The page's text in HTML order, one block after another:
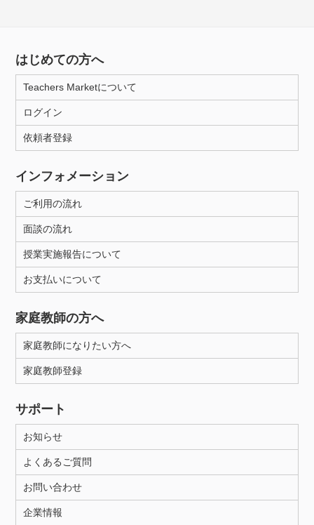
はじめての方へ
Teachers Marketについて
ログイン
依頼者登録
インフォメーション
ご利用の流れ
面談の流れ
授業実施報告について
お支払いについて
家庭教師の方へ
家庭教師になりたい方へ
家庭教師登録
サポート
お知らせ
よくあるご質問
お問い合わせ
企業情報